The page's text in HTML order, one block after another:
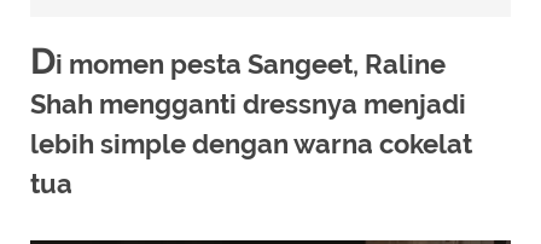
Di momen pesta Sangeet, Raline
Shah mengganti dressnya menjadi
lebih simple dengan warna cokelat
tua